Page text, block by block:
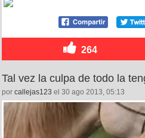
264
Tal vez la culpa de todo la
por callejas123 el 30 ago 2013, 05:13